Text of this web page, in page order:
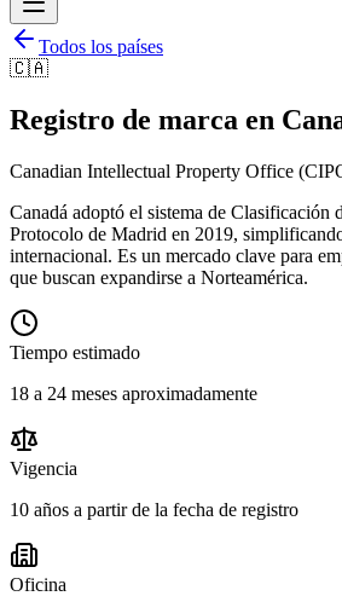
Todos los países
🇨🇦
Registro de marca en
Canadian Intellectual Property Office (
Canadá adoptó el sistema de Clasificación
Protocolo de Madrid en 2019,
internacional. Es un mercado clave para
que buscan expandirse a Norteamérica.
Tiempo estimado
18 a 24 meses aproximadamente
Vigencia
10 años a partir de la fecha de registro
Oficina